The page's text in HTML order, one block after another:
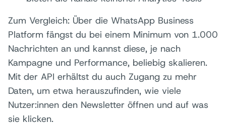
Zum Vergleich: Über die WhatsApp Business
Platform fängst du bei einem Minimum von 1.000
Nachrichten an und kannst diese, je nach
Kampagne und Performance, beliebig skalieren.
Mit der API erhältst du auch Zugang zu mehr
Daten, um etwa herauszufinden, wie viele
Nutzer:innen den Newsletter öffnen und auf was
sie klicken.